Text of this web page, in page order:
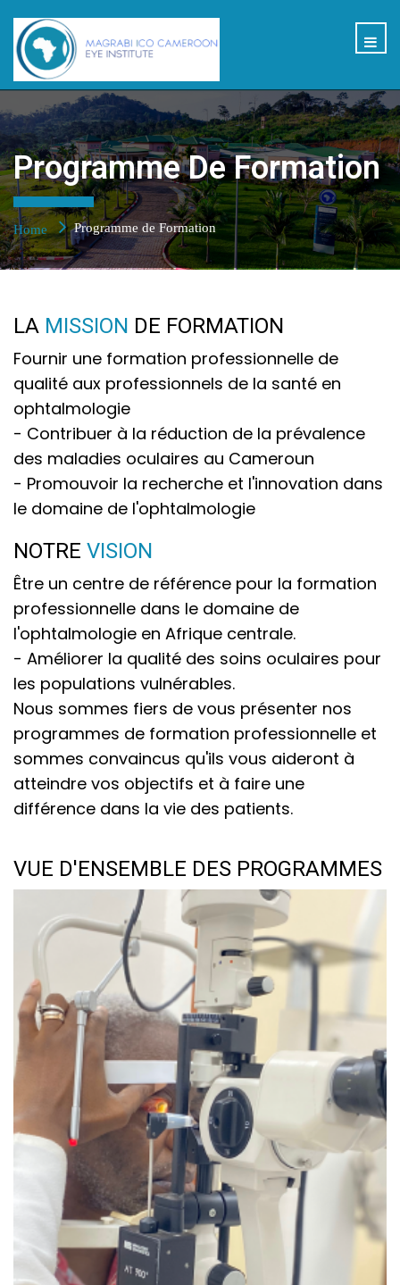
Programme De Formation
Home Programme de Formation
LA MISSION DE FORMATION
Fournir une formation professionnelle de
qualité aux professionnels de la santé en
ophtalmologie
- Contribuer à la réduction de la prévalence
des maladies oculaires au Cameroun
- Promouvoir la recherche et l'innovation dans
le domaine de l'ophtalmologie
NOTRE VISION
Être un centre de référence pour la formation
professionnelle dans le domaine de
l'ophtalmologie en Afrique centrale.
- Améliorer la qualité des soins oculaires pour
les populations vulnérables.
Nous sommes fiers de vous présenter nos
programmes de formation professionnelle et
sommes convaincus qu'ils vous aideront à
atteindre vos objectifs et à faire une
différence dans la vie des patients.
VUE D'ENSEMBLE DES PROGRAMMES